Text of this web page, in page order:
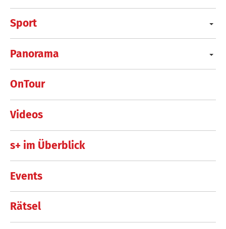
Sport
Panorama
OnTour
Videos
s+ im Überblick
Events
Rätsel